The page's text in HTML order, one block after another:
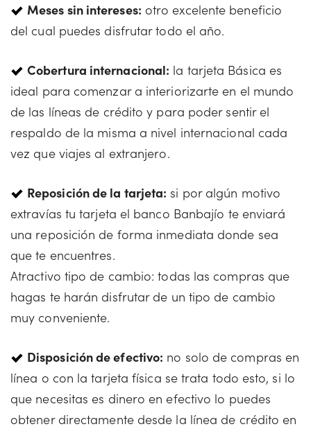
Meses sin intereses: otro excelente beneficio
del cual puedes disfrutar todo el año.
Cobertura internacional: la tarjeta Básica es
ideal para comenzar a interiorizarte en el mundo
de las líneas de crédito y para poder sentir el
respaldo de la misma a nivel internacional cada
vez que viajes al extranjero.
Reposición de la tarjeta: si por algún motivo
extravías tu tarjeta el banco Banbajío te enviará
una reposición de forma inmediata donde sea
que te encuentres.
Atractivo tipo de cambio: todas las compras que
hagas te harán disfrutar de un tipo de cambio
muy conveniente.
Disposición de efectivo: no solo de compras en
línea o con la tarjeta física se trata todo esto, si lo
que necesitas es dinero en efectivo lo puedes
obtener directamente desde la línea de crédito en